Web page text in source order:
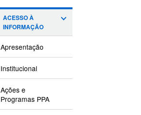
ACESSO À
INFORMAÇÃO
Apresentação
Institucional
Ações e
Programas PPA